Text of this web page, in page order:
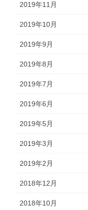
2019年11月
2019年10月
2019年9月
2019年8月
2019年7月
2019年6月
2019年5月
2019年3月
2019年2月
2018年12月
2018年10月